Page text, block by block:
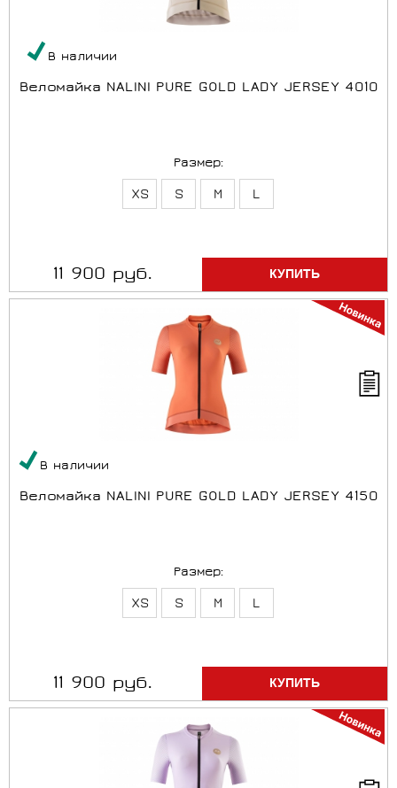
В наличии
Веломайка NALINI PURE GOLD LADY JERSEY 4010
Размер:
XS S M L
11 900 руб.
В наличии
Веломайка NALINI PURE GOLD LADY JERSEY 4150
Размер:
XS S M L
11 900 руб.